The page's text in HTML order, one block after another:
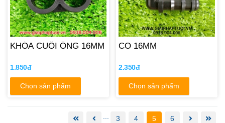
KHÓA CUỐI ỐNG 16MM
1.850đ
Chọn sản phẩm
CO 16MM
2.350đ
Chọn sản phẩm
3 4 5 6